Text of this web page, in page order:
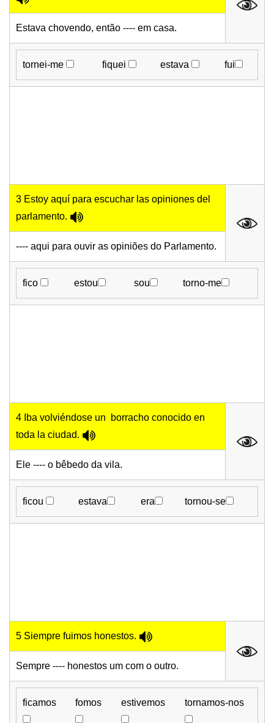
Estava chovendo, então ---- em casa.
tornei-me fiquei estava fui
3 Estoy aquí para escuchar las opiniones del
parlamento.
---- aqui para ouvir as opiniões do Parlamento.
fico estou sou torno-me
4 Iba volviéndose un borracho conocido en
toda la ciudad.
Ele ---- o bêbedo da vila.
ficou estava era tornou-se
5 Siempre fuimos honestos.
Sempre ---- honestos um com o outro.
ficamos fomos estivemos tornamos-nos